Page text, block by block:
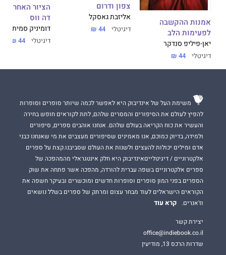
אמנות ההקשבה
לפעימות הלב
יאן-פיליפ סנדקר
דיגיטלי 44 ₪
צפון ודרום
אליזבת גאסקל
דיגיטלי 44 ₪
הציור האחרון
דה ווס
דומיניק סמית
דיגיטלי 44 ₪
משימת העל של אינדיבוק היא לאפשר לכמה שיותר סופרים וסופרות
להפיץ לעולם את הסיפורים והמסרים שלהם, לתת לקוראים חופש בחירה
והעשיר את כוח הקריאה בעולם שלהם. אנחנו אוהבים ספרים, סיפורים
ולמידה, בדיוק כמוכם, אנו מאמינים שסיפורים מעצבים את מי שאנחנו כבני
אדם ומילים יכולות להעצים ולשנות את העולם שסביבנו.קצת על ספרים
אלקטרוניים / דיגיטלייםאינדיבוק היא חלק אינטגראלי מהמהפכה של
ספרים אלקטרוניים בשפה עברית להורדה, מהפכה אשר פתחה את שוק
הספרים בפני המון סופרים וסופרות חדשים ומוכשרים ובעיקר חשפה את
הקוראים הישראלים לעוד מבחר עצום ומרתק של ספרים בשלל נושאים
וז'אנרים.
קרא עוד
יצירת קשר
office@indiebook.co.il
שדרות הרכס 13, מודיעין